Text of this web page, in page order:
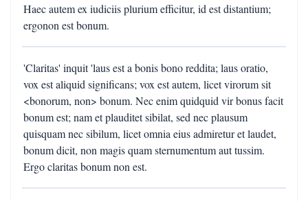
Haec autem ex iudiciis plurium efficitur, id est distantium;
ergonon est bonum.
'Claritas' inquit 'laus est a bonis bono reddita; laus oratio,
vox est aliquid significans; vox est autem, licet virorum sit
<bonorum, non> bonum. Nec enim quidquid vir bonus facit
bonum est; nam et plauditet sibilat, sed nec plausum
quisquam nec sibilum, licet omnia eius admiretur et laudet,
bonum dicit, non magis quam sternumentum aut tussim.
Ergo claritas bonum non est.